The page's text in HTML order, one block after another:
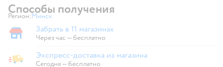
Способы получения
Регион: Выбор адреса доставки.
Минск
Забрать в магазине
Забрать в 11 магазинах
Через час — бесплатно
Экспресс-доставка из магазина
Экспресс-доставка из магазина
Сегодня—бесплатно